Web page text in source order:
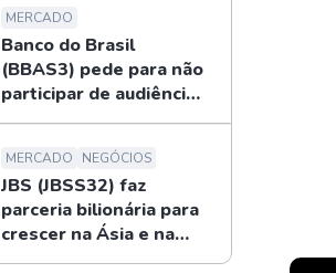
MERCADO
Banco do Brasil
(BBAS3) pede para não
participar de audiência
sobre o BRB; entenda
MERCADO NEGÓCIOS
JBS (JBSS32) faz
parceria bilionária para
crescer na Ásia e na
Oceania